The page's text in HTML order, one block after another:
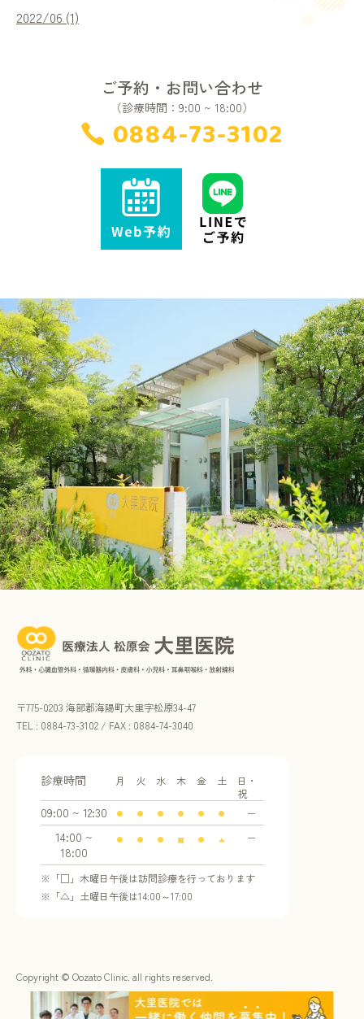
2022/06 (1)
ご予約・お問い合わせ
（診療時間：9:00 ~ 18:00）
0884-73-3102
〒775-0203 海部郡海陽町大里字松原34-47
TEL : 0884-73-3102 / FAX : 0884-74-3040
診療時間 月 火 水 木 金 土
日・
祝
09:00 ~ 12:30 ● ● ● ● ● ● ー
14:00 ~
18:00
● ● ● ■ ● ▲ ー
※「□」木曜日午後は訪問診療を行っております
※「△」土曜日午後は14:00～17:00
Copyright © Oozato Clinic. all rights reserved.